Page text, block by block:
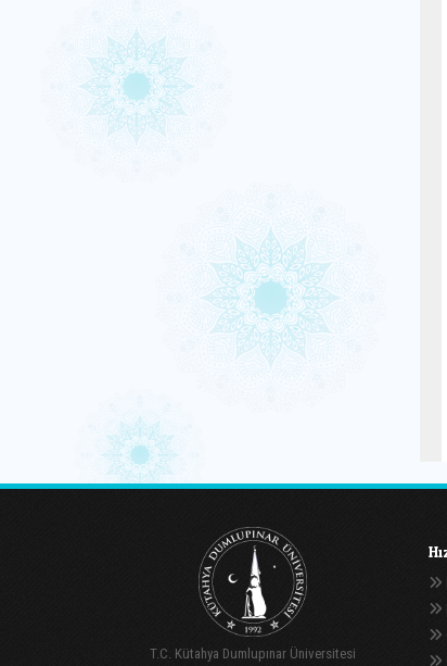
T.C. Kütahya Dumlupınar Üniversitesi